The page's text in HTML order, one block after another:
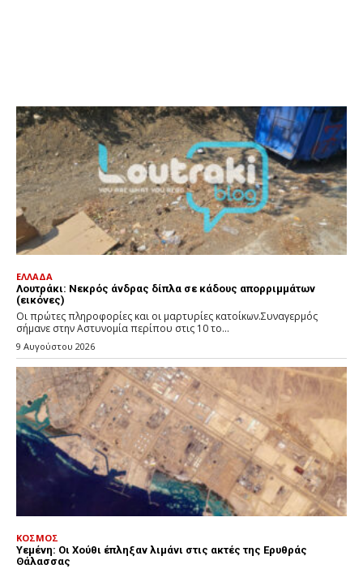
ΕΛΛΑΔΑ
Λουτράκι: Νεκρός άνδρας δίπλα σε κάδους απορριμμάτων
(εικόνες)
Οι πρώτες πληροφορίες και οι μαρτυρίες κατοίκων.Συναγερμός
σήμανε στην Αστυνομία περίπου στις 10 το...
9 Αυγούστου 2026
ΚΟΣΜΟΣ
Υεμένη: Οι Χούθι έπληξαν λιμάνι στις ακτές της Ερυθράς
Θάλασσας